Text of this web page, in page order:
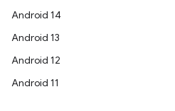
Android 14
Android 13
Android 12
Android 11